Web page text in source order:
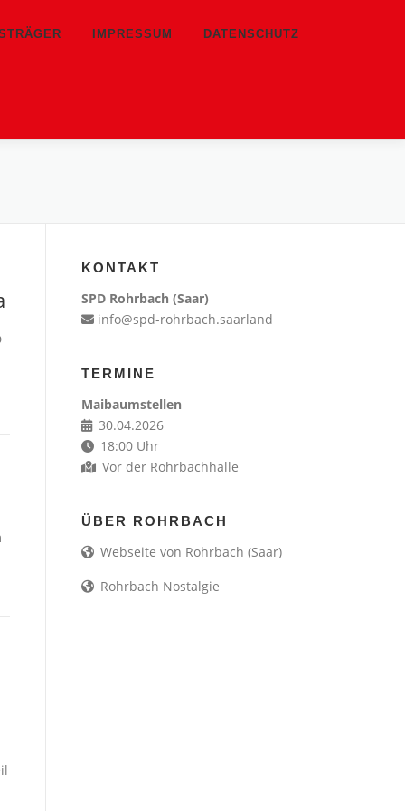
IMPRESSUM DATENSCHUTZ
KONTAKT
SPD Rohrbach (Saar)
info@spd-rohrbach.saarland
TERMINE
Maibaumstellen
30.04.2026
18:00 Uhr
Vor der Rohrbachhalle
ÜBER ROHRBACH
Webseite von Rohrbach (Saar)
Rohrbach Nostalgie